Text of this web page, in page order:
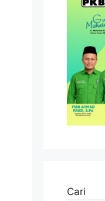
Cari